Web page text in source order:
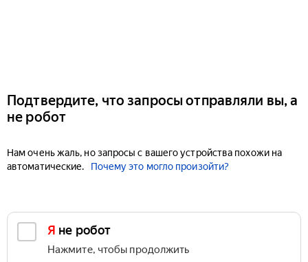
Подтвердите, что запросы отправляли вы, а
не робот
Нам очень жаль, но запросы с вашего устройства похожи на
автоматические.
Почему это могло произойти?
Я не робот
Нажмите, чтобы продолжить